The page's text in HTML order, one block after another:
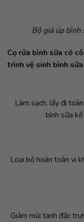
Bộ giá úp bình
Cọ rửa bình sữa có
trình vệ sinh bình sữa
Làm sạch, lấy đi
bình sữa
Loại bỏ hoàn toàn vi
Giảm mùi tanh đặc